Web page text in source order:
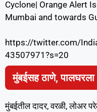
Cyclone| Orange Alert
Mumbai and towards
https://twitter.com/
43507971?s=20
मुंबईसह ठाणे,
मुंबईतील दादर, वरळी, लोअर